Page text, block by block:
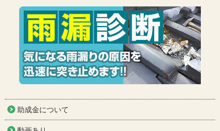
助成金について